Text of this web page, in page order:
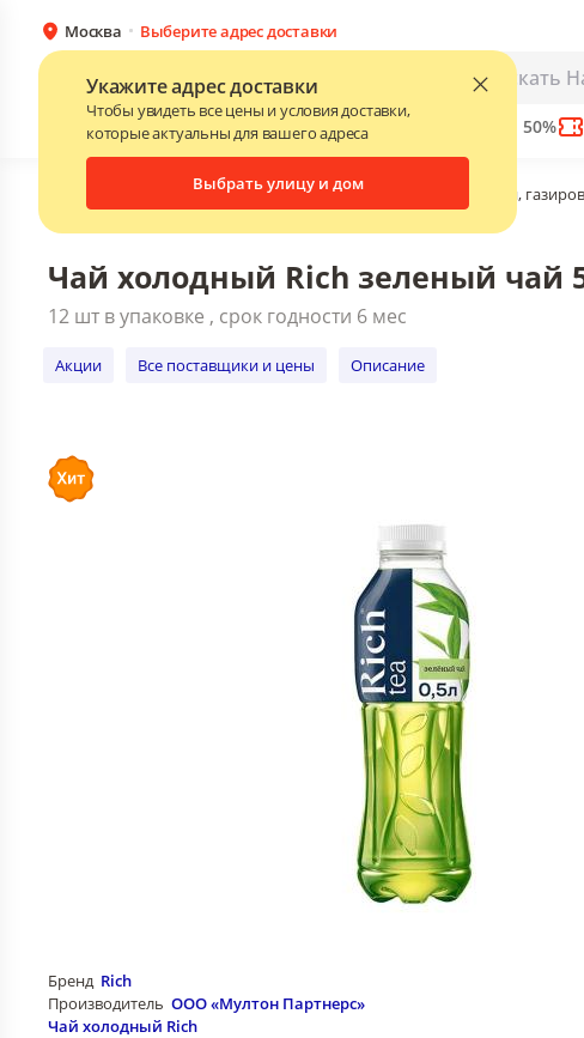
Москва Выберите адрес доставки
Укажите адрес доставки
Чтобы увидеть все цены и условия доставки,
которые актуальны для вашего адреса
Выбрать улицу и дом
Каталог
БрендыПрайс-листы поставщиков Скидки до 50%
Каталог • Для сервиса и сферы услуг Напитки,
Чай холодный Rich зеленый чай 500
12 шт в упаковке , срок годности 6 мес
Акции Все поставщики и цены
Чай холодный Rich зеленый чай
12 шт в упаковке , срок годности 6 мес
Акции Все поставщики и цены Описание
Бренд Rich
Производитель ООО «Мултон Партнерс»
Чай холодный Rich